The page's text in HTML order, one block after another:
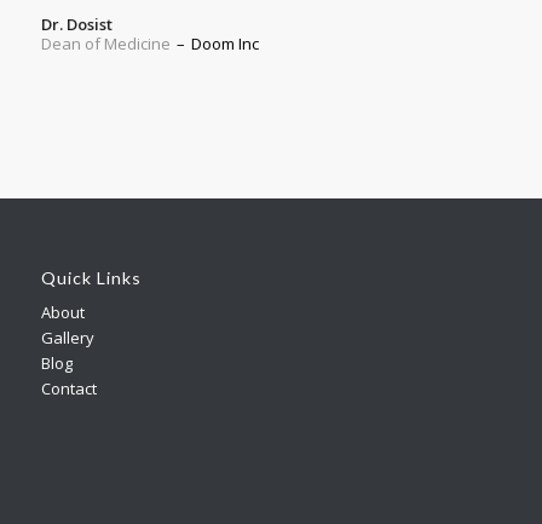
Dr. Dosist
Dean of Medicine – Doom Inc
Quick Links
About
Gallery
Blog
Contact